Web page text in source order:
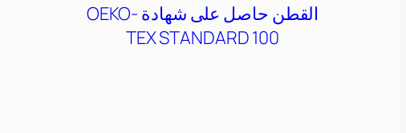
القطن
حاصل على شهادة OEKO-
TEX STANDARD 100